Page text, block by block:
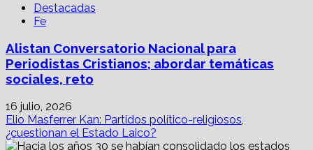
Destacadas
Fe
Alistan Conversatorio Nacional para
Periodistas Cristianos; abordar temáticas
sociales, reto
16 julio, 2026
Elio Masferrer Kan: Partidos político-religiosos,
¿cuestionan el Estado Laico?